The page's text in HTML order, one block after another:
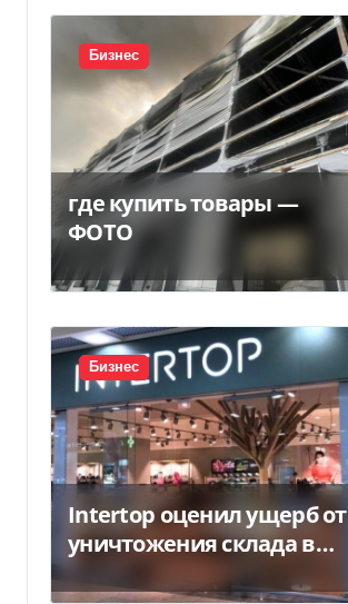
Бизнес
где купить товары —
ФОТО
Бизнес
Intertop оценил ущерб от
уничтожения склада в
450 млн грн